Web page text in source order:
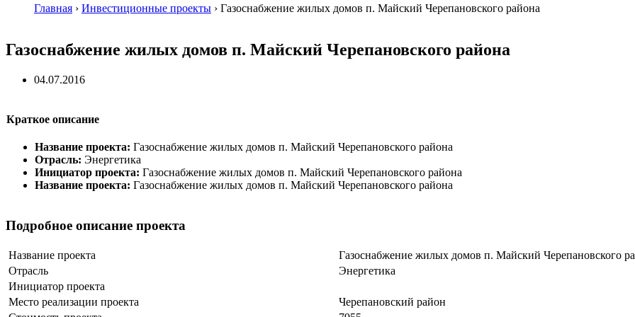
Главная › Инвестиционные проекты › Газоснабжение жилых домов п. Майский Черепановского района
Газоснабжение жилых домов п. Майский Черепановского района
04.07.2016
Краткое описание
Название проекта: Газоснабжение жилых домов п. Майский Черепановского района
Отрасль: Энергетика
Инициатор проекта: Газоснабжение жилых домов п. Майский Черепановского района
Название проекта: Газоснабжение жилых домов п. Майский Черепановского района
Подробное описание проекта
Название проекта
Газоснабжение жилых домов п. Майский Черепановского
Отрасль
Энергетика
Инициатор проекта
Место реализации проекта
Черепановский район